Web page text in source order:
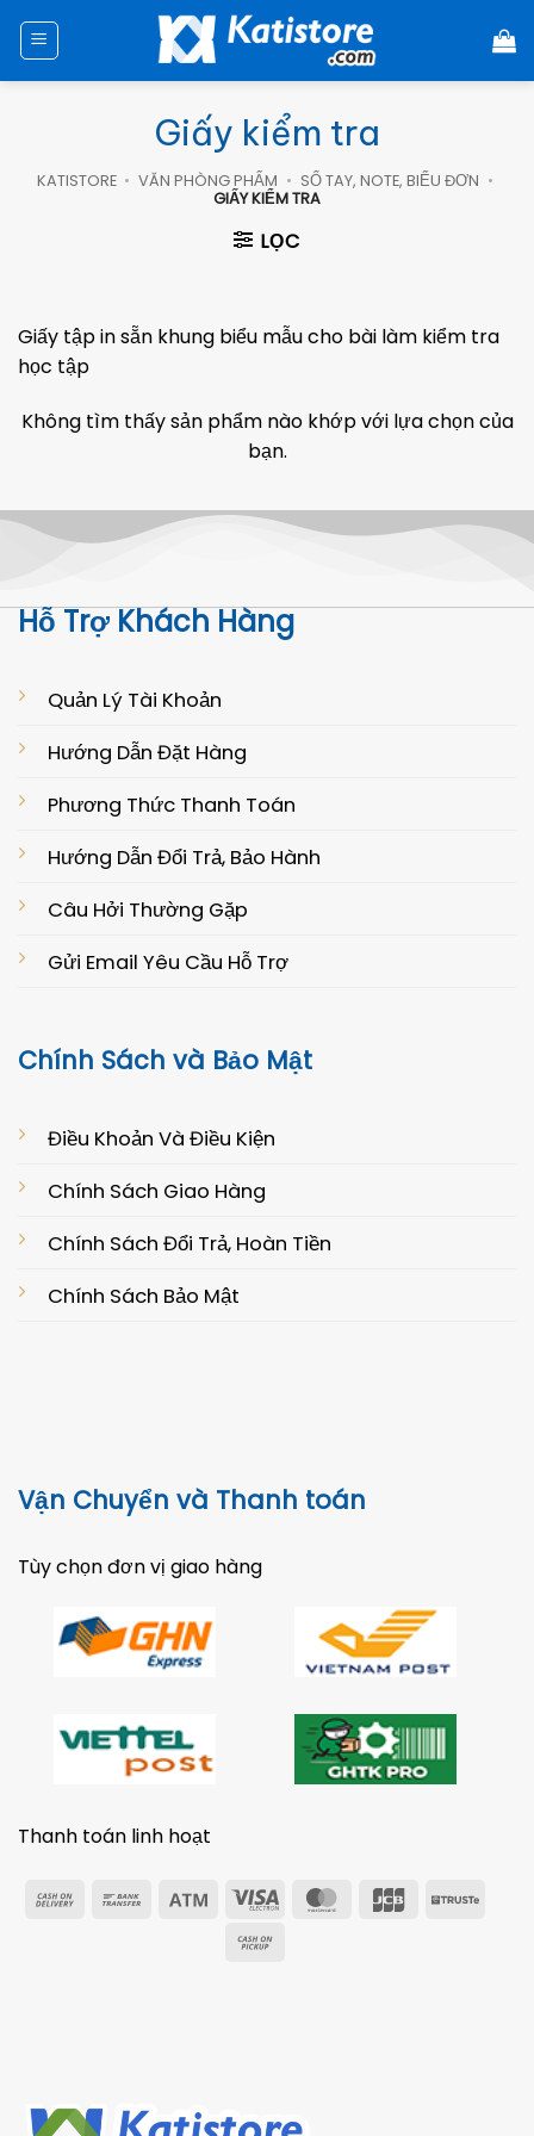
đến
Giấy kiểm tra
KATISTORE • VĂN PHÒNG PHẨM • SỔ TAY, NOTE, BIỂU ĐƠN •
GIẤY KIỂM TRA
LỌC
Giấy tập in sẵn khung biểu mẫu cho bài làm kiểm tra
học tập
Không tìm thấy sản phẩm nào khớp với lựa chọn của
bạn.
Hỗ Trợ Khách Hàng
Quản Lý Tài Khoản
Hướng Dẫn Đặt Hàng
Phương Thức Thanh Toán
Hướng Dẫn Đổi Trả, Bảo Hành
Câu Hởi Thường Gặp
Gửi Email Yêu Cầu Hỗ Trợ
Chính Sách và Bảo Mật
Điều Khoản Và Điều Kiện
Chính Sách Giao Hàng
Chính Sách Đổi Trả, Hoàn Tiền
Chính Sách Bảo Mật
Vận Chuyển và Thanh toán
Tùy chọn đơn vị giao hàng
Thanh toán linh hoạt
Cash
Bank
Atm
Visa
MasterCard
JCB